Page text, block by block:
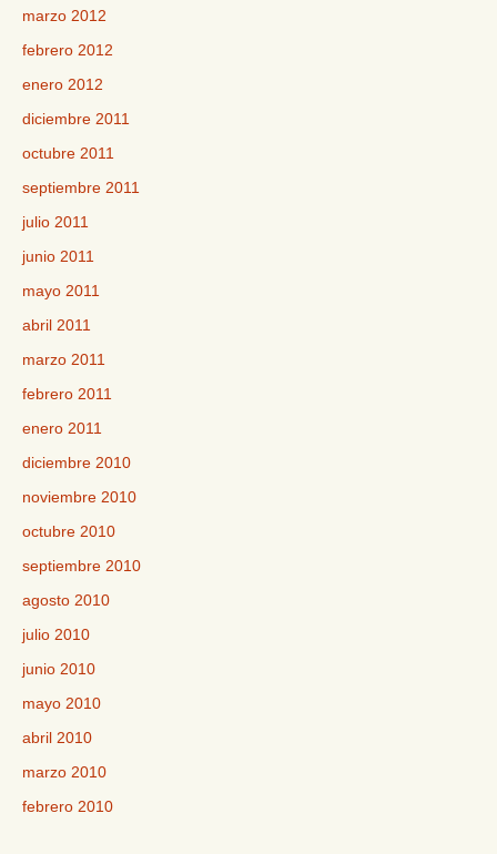
marzo 2012
febrero 2012
enero 2012
diciembre 2011
octubre 2011
septiembre 2011
julio 2011
junio 2011
mayo 2011
abril 2011
marzo 2011
febrero 2011
enero 2011
diciembre 2010
noviembre 2010
octubre 2010
septiembre 2010
agosto 2010
julio 2010
junio 2010
mayo 2010
abril 2010
marzo 2010
febrero 2010